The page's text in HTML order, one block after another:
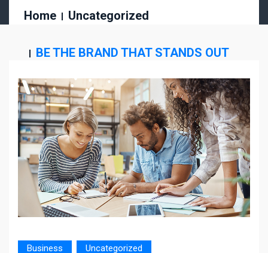
Home Uncategorized
BE THE BRAND THAT STANDS OUT
Business Uncategorized